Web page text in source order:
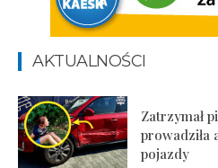
AKTUALNOŚCI
Zatrzymał
prowadziła
pojazdy